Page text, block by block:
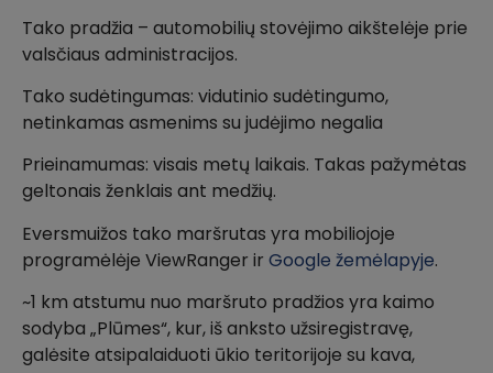
Tako pradžia – automobilių stovėjimo aikštelėje prie
valsčiaus administracijos.
Tako sudėtingumas: vidutinio sudėtingumo,
netinkamas asmenims su judėjimo negalia
Prieinamumas: visais metų laikais. Takas pažymėtas
geltonais ženklais ant medžių.
Eversmuižos tako maršrutas yra mobiliojoje
programėlėje ViewRanger ir Google žemėlapyje.
~1 km atstumu nuo maršruto pradžios yra kaimo
sodyba „Plūmes“, kur, iš anksto užsiregistravę,
galėsite atsipalaiduoti ūkio teritorijoje su kava,